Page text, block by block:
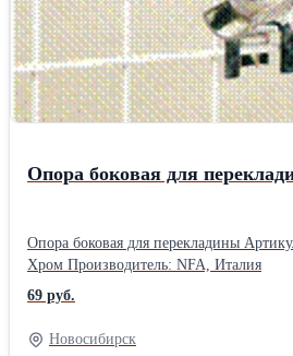
Опора боковая для
Опора боковая для перекладины Артикул: 828DX Покрытие:
Хром Производитель: NFA, Италия
69 руб.
Новосибирск